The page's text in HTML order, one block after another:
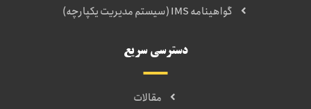
گواهینامه IMS (سیستم مدیریت یکپارچه)
دسترسی سریع
مقالات